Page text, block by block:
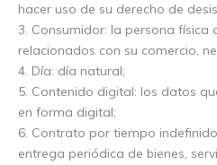
hacer uso de su derecho de
3. Consumidor: la persona física
relacionados con su comercio,
4. Día: día natural;
5. Contenido digital: los datos
en forma digital;
6. Contrato por tiempo
entrega periódica de bienes,